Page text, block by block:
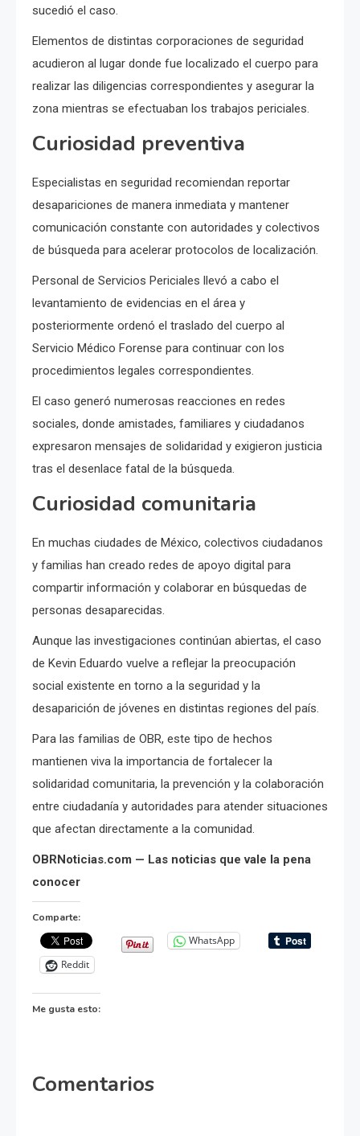
sucedió el caso.
Elementos de distintas corporaciones de seguridad
acudieron al lugar donde fue localizado el cuerpo para
realizar las diligencias correspondientes y asegurar la
zona mientras se efectuaban los trabajos periciales.
Curiosidad preventiva
Especialistas en seguridad recomiendan reportar
desapariciones de manera inmediata y mantener
comunicación constante con autoridades y colectivos
de búsqueda para acelerar protocolos de localización.
Personal de Servicios Periciales llevó a cabo el
levantamiento de evidencias en el área y
posteriormente ordenó el traslado del cuerpo al
Servicio Médico Forense para continuar con los
procedimientos legales correspondientes.
El caso generó numerosas reacciones en redes
sociales, donde amistades, familiares y ciudadanos
expresaron mensajes de solidaridad y exigieron justicia
tras el desenlace fatal de la búsqueda.
Curiosidad comunitaria
En muchas ciudades de México, colectivos ciudadanos
y familias han creado redes de apoyo digital para
compartir información y colaborar en búsquedas de
personas desaparecidas.
Aunque las investigaciones continúan abiertas, el caso
de Kevin Eduardo vuelve a reflejar la preocupación
social existente en torno a la seguridad y la
desaparición de jóvenes en distintas regiones del país.
Para las familias de OBR, este tipo de hechos
mantienen viva la importancia de fortalecer la
solidaridad comunitaria, la prevención y la colaboración
entre ciudadanía y autoridades para atender situaciones
que afectan directamente a la comunidad.
OBRNoticias.com — Las noticias que vale la pena
conocer
Comparte:
WhatsApp
Reddit
Me gusta esto:
Comentarios